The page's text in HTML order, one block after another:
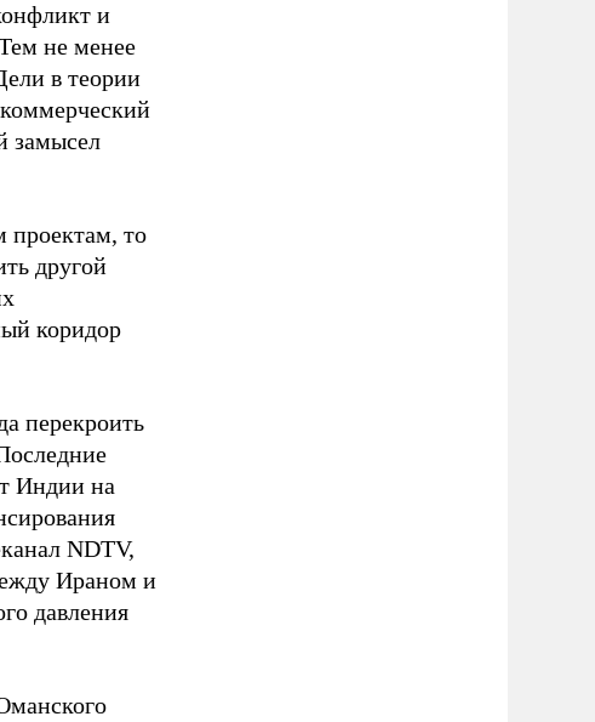
и
не менее
в теории
замысел
проектам, то
другой
коридор
перекроить
Индии на
NDTV,
Ираном и
давления